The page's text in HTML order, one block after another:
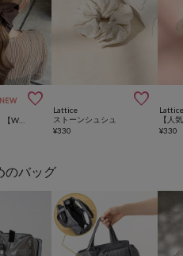
NEW  
Lattice
ストーンシュシュ
¥330 ¥330
のバッグ